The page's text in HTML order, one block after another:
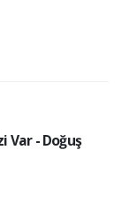
Var - Doğuş